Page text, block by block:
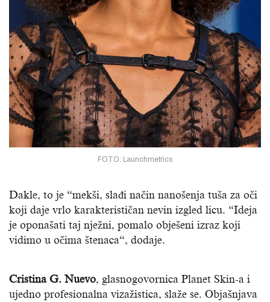
FOTO: Launchmetrics
Dakle, to je “mekši, slađi način nanošenja tuša za oči
koji daje vrlo karakterističan nevin izgled licu. “Ideja
je oponašati taj nježni, pomalo obješeni izraz koji
vidimo u očima štenaca“, dodaje.
Cristina G. Nuevo, glasnogovornica Planet Skin-a i
ujedno profesionalna vizažistica, slaže se. Objašnjava